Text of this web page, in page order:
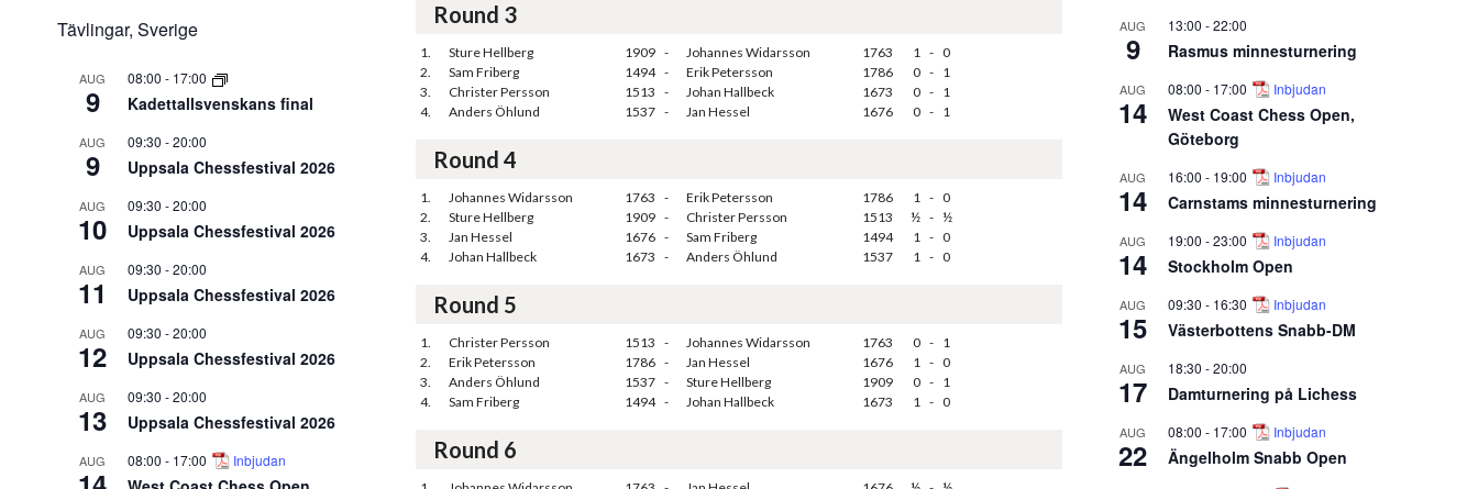
Tävlingar, Sverige
AUG
9
08:00 - 17:00
Kadettallsvenskans final
AUG
9
09:30 -20:00
Uppsala Chessfestival 2026
AUG
10
09:30 -20:00
Uppsala Chessfestival 2026
AUG
11
09:30 -20:00
Uppsala Chessfestival 2026
AUG
12
09:30 -20:00
Uppsala Chessfestival 2026
AUG
13
09:30 -20:00
Uppsala Chessfestival 2026
AUG 08:00 - 17:00 Inbjudan
Round 3
1. Sture Hellberg 1909 - Johannes Widarsson 1763 1 - 0
2.
Sam Friberg 1494 - Erik Petersson 1786 0 - 1
3.
Christer Persson 1513 - Johan Hallbeck 1673 0 - 1
4.
Anders Öhlund 1537 - Jan Hessel 1676 0 - 1
Round 4
1. Johannes Widarsson 1763 - Erik Petersson 1786 1 - 0
2.
Sture Hellberg 1909 - Christer Persson 1513 ½ - ½
3.
Jan Hessel 1676 - Sam Friberg 1494 1 - 0
4.
Johan Hallbeck 1673 - Anders Öhlund 1537 1 - 0
Round 5
1. Christer Persson 1513 - Johannes Widarsson 1763 0 - 1
2.
Erik Petersson 1786 - Jan Hessel 1676 1 - 0
3.
Anders Öhlund 1537 - Sture Hellberg 1909 0 - 1
4.
Sam Friberg 1494 - Johan Hallbeck 1673 1 - 0
Round 6
AUG
9
13:00 -22:00
Rasmus minnesturnering
AUG
14
08:00 - 17:00 Inbjudan
West Coast Chess Open,
Göteborg
AUG
14
16:00 - 19:00 Inbjudan
Carnstams minnesturnering
AUG
14
19:00 -23:00 Inbjudan
Stockholm Open
AUG
15
09:30 - 16:30 Inbjudan
Västerbottens Snabb-DM
AUG
17
18:30 -20:00
Damturnering på Lichess
AUG
22
08:00 - 17:00 Inbjudan
Ängelholm Snabb Open